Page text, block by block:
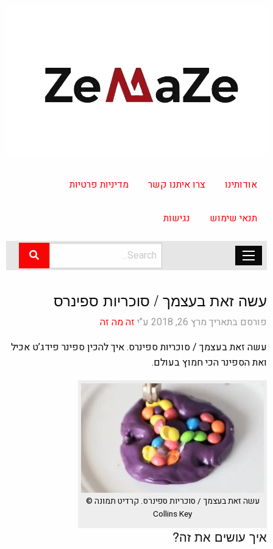
אודותינו צרו איתנו קשר מדיניות פרטיות
תנאי שימוש נגישות
עשה זאת בעצמך / סוכריות ספינרס
פורסם בתאריך מרץ 26, 2018 ע"י
זה מה זה
עשה זאת בעצמך / סוכריות ספינרס. איך להכין ספינר פידג’ט אכיל
ואת הספינר הכי חמוץ בעולם.
עשה זאת בעצמך / סוכריות ספינרס. קרדיט תמונה ©
Collins Key
איך עושים את זה?